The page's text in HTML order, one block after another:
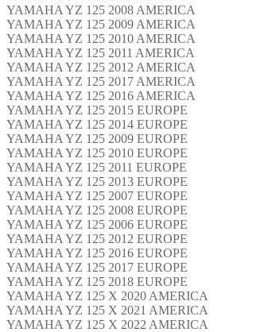
YAMAHA YZ 125 2008 AMERICA
YAMAHA YZ 125 2009 AMERICA
YAMAHA YZ 125 2010 AMERICA
YAMAHA YZ 125 2011 AMERICA
YAMAHA YZ 125 2012 AMERICA
YAMAHA YZ 125 2017 AMERICA
YAMAHA YZ 125 2016 AMERICA
YAMAHA YZ 125 2015 EUROPE
YAMAHA YZ 125 2014 EUROPE
YAMAHA YZ 125 2009 EUROPE
YAMAHA YZ 125 2010 EUROPE
YAMAHA YZ 125 2011 EUROPE
YAMAHA YZ 125 2013 EUROPE
YAMAHA YZ 125 2007 EUROPE
YAMAHA YZ 125 2008 EUROPE
YAMAHA YZ 125 2006 EUROPE
YAMAHA YZ 125 2012 EUROPE
YAMAHA YZ 125 2016 EUROPE
YAMAHA YZ 125 2017 EUROPE
YAMAHA YZ 125 2018 EUROPE
YAMAHA YZ 125 X 2020 AMERICA
YAMAHA YZ 125 X 2021 AMERICA
YAMAHA YZ 125 X 2022 AMERICA